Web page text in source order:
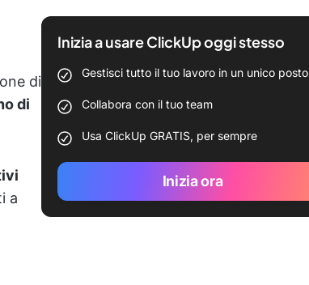
di
di
a
Inizia a usare ClickUp oggi stesso
Gestisci tutto il tuo lavoro in un unico posto
Collabora con il tuo team
Usa ClickUp GRATIS, per sempre
Inizia ora